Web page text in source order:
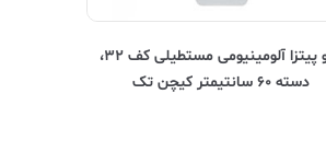
پارو پیتزا آلومینیومی مستطیلی کف ۳۲،
دسته ۶۰ سانتیمتر کیچن تک